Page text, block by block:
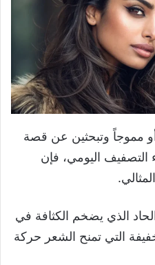
أو مموجاً وتبحثين عن قصة
التصفيف اليومي، فإن
الذي يضخم الكثافة في
التي تمنح الشعر حركة